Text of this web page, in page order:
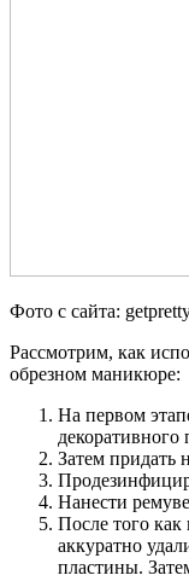
Фото с сайта:
Рассмотрим, как
обрезном маникюре:
На первом
декоративного
Затем придать
Нанести
После того как
аккуратно
пластины.